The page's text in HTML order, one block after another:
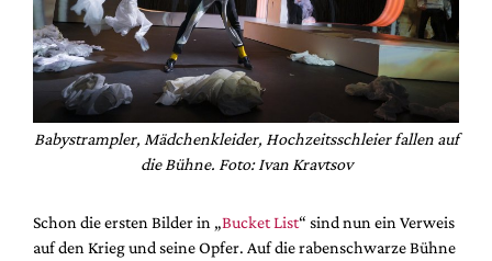
Babystrampler, Mädchenkleider, Hochzeitsschleier fallen auf
die Bühne. Foto: Ivan Kravtsov
Schon die ersten Bilder in „Bucket List“ sind nun ein Verweis
auf den Krieg und seine Opfer. Auf die rabenschwarze Bühne